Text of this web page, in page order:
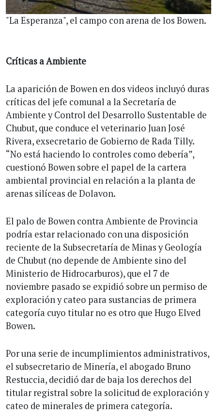
"La Esperanza", el campo con arena de los Bowen.
Críticas a Ambiente
La aparición de Bowen en dos videos incluyó duras
críticas del jefe comunal a la Secretaría de
Ambiente y Control del Desarrollo Sustentable de
Chubut, que conduce el veterinario Juan José
Rivera, exsecretario de Gobierno de Rada Tilly.
“No está haciendo lo controles como debería”,
cuestionó Bowen sobre el papel de la cartera
ambiental provincial en relación a la planta de
arenas silíceas de Dolavon.
El palo de Bowen contra Ambiente de Provincia
podría estar relacionado con una disposición
reciente de la Subsecretaría de Minas y Geología
de Chubut (no depende de Ambiente sino del
Ministerio de Hidrocarburos), que el 7 de
noviembre pasado se expidió sobre un permiso de
exploración y cateo para sustancias de primera
categoría cuyo titular no es otro que Hugo Elved
Bowen.
Por una serie de incumplimientos administrativos,
el subsecretario de Minería, el abogado Bruno
Restuccia, decidió dar de baja los derechos del
titular registral sobre la solicitud de exploración y
cateo de minerales de primera categoría.